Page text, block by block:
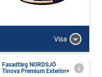
Visa
Fasadfärg NORDSJÖ
Tinova Premium Exterior+